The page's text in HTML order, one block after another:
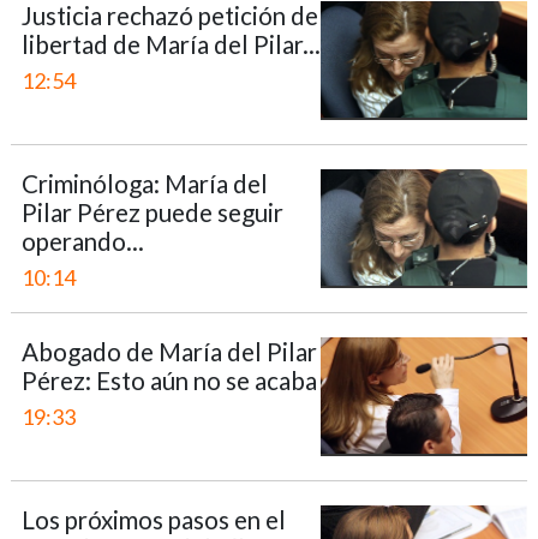
Justicia rechazó petición de
libertad de María del Pilar...
12:54
Criminóloga: María del
Pilar Pérez puede seguir
operando...
10:14
Abogado de María del Pilar
Pérez: Esto aún no se acaba
19:33
Los próximos pasos en el